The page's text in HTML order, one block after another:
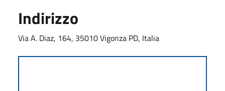
Indirizzo
Via A. Diaz, 164, 35010 Vigonza PD, Italia